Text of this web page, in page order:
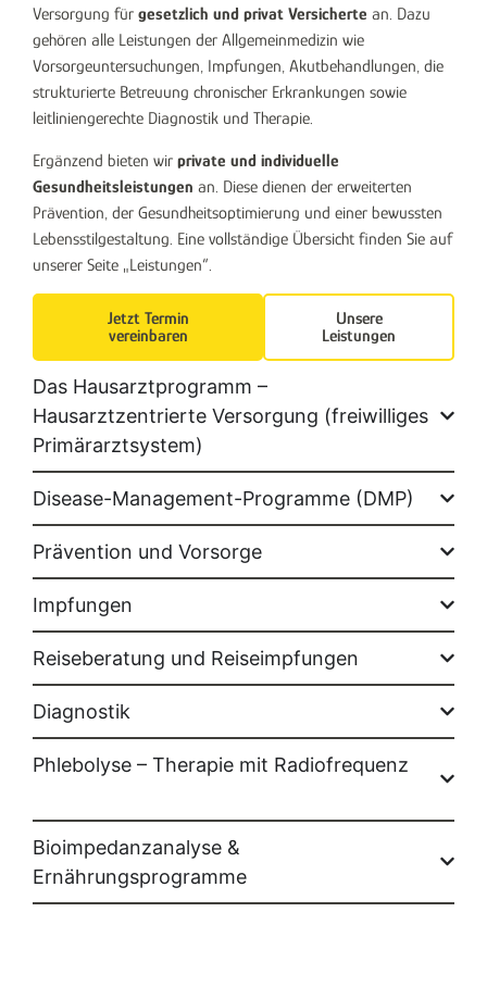
Versorgung für gesetzlich und privat Versicherte an. Dazu
gehören alle Leistungen der Allgemeinmedizin wie
Vorsorgeuntersuchungen, Impfungen, Akutbehandlungen, die
strukturierte Betreuung chronischer Erkrankungen sowie
leitliniengerechte Diagnostik und Therapie.
Ergänzend bieten wir private und individuelle
Gesundheitsleistungen an. Diese dienen der erweiterten
Prävention, der Gesundheitsoptimierung und einer bewussten
Lebensstilgestaltung. Eine vollständige Übersicht finden Sie auf
unserer Seite „Leistungen“.
Jetzt Termin
vereinbaren
Unsere
Leistungen
Das Hausarztprogramm –
Hausarztzentrierte Versorgung (freiwilliges
Primärarztsystem)
Disease-Management-Programme (DMP)
Prävention und Vorsorge
Impfungen
Reiseberatung und Reiseimpfungen
Diagnostik
Phlebolyse – Therapie mit Radiofrequenz
Bioimpedanzanalyse &
Ernährungsprogramme